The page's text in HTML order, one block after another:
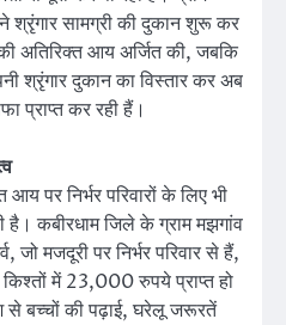
श्रृंगार सामग्री की दुकान शुरू कर
अतिरिक्त आय अर्जित की, जबकि
श्रृंगार दुकान का विस्तार कर अब
प्राप्त कर रही हैं।
पर निर्भर परिवारों के लिए भी
है। कबीरधाम जिले के ग्राम मझगांव
जो मजदूरी पर निर्भर परिवार से हैं,
में 23,000 रुपये प्राप्त हो
से बच्चों की पढ़ाई, घरेलू जरूरतें